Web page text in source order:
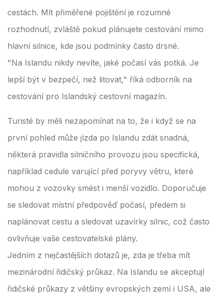
cestách. Mít přiměřené pojištění je rozumné
rozhodnutí, zvláště pokud plánujete cestování mimo
hlavní silnice, kde jsou podmínky často drsné.
"Na Islandu nikdy nevíte, jaké počasí vás potká. Je
lepší být v bezpečí, než litovat," říká odborník na
cestování pro Islandský cestovní magazín.
Turisté by měli nezapomínat na to, že i když se na
první pohled může jízda po Islandu zdát snadná,
některá pravidla silničního provozu jsou specifická,
například cedule varující před poryvy větru, které
mohou z vozovky smést i menší vozidlo. Doporučuje
se sledovat místní předpověď počasí, předem si
naplánovat cestu a sledovat uzavírky silnic, což často
ovlivňuje vaše cestovatelské plány.
Jedním z nejčastějších dotazů je, zda je třeba mít
mezinárodní řidičský průkaz. Na Islandu se akceptují
řidičské průkazy z většiny evropských zemí i USA, ale